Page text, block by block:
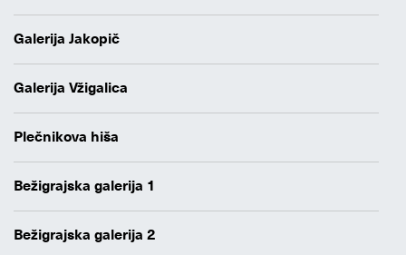
Galerija Jakopič
Galerija Vžigalica
Plečnikova hiša
Bežigrajska galerija 1
Bežigrajska galerija 2